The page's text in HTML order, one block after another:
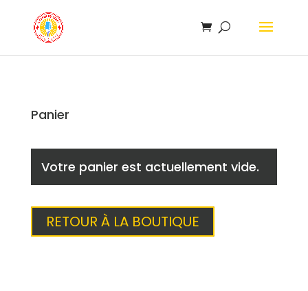
Panier
Votre panier est actuellement vide.
RETOUR À LA BOUTIQUE